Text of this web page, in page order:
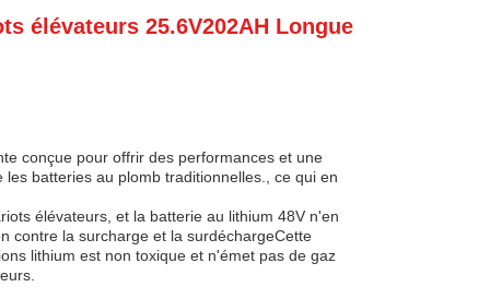
élévateurs 25.6V202AH Longue
conçue pour offrir des performances et une
batteries au plomb traditionnelles., ce qui en
élévateurs, et la batterie au lithium 48V n'en
contre la surcharge et la surdéchargeCette
lithium est non toxique et n'émet pas de gaz